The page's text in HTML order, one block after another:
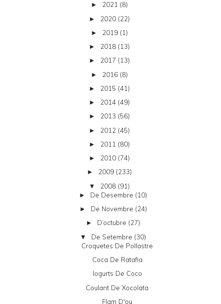
► 2021 (8)
► 2020 (22)
► 2019 (1)
► 2018 (13)
► 2017 (13)
► 2016 (8)
► 2015 (41)
► 2014 (49)
► 2013 (56)
► 2012 (45)
► 2011 (80)
► 2010 (74)
► 2009 (233)
▼ 2008 (91)
► De Desembre (10)
► De Novembre (24)
► D’octubre (27)
▼ De Setembre (30)
Croquetes De Pollastre
Coca De Ratafia
Iogurts De Coco
Coulant De Xocolata
Flam D'ou